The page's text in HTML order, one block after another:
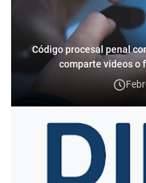
Código procesal penal
comparte videos o